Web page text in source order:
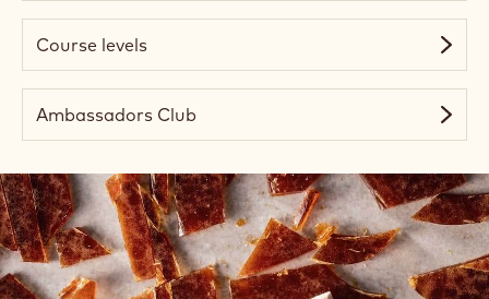
Course levels
Ambassadors Club